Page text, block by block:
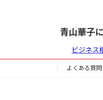
青山華子
ビジネス
よくある質問